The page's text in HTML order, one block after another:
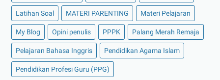
Latihan Soal MATERI PARENTING Materi Pelajaran
My Blog Opini penulis PPPK Palang Merah Remaja
Pelajaran Bahasa Inggris Pendidikan Agama Islam
Pendidikan Profesi Guru (PPG)